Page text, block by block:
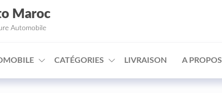
Maroc
Automobile
CATÉGORIES LIVRAISON A PROPOS